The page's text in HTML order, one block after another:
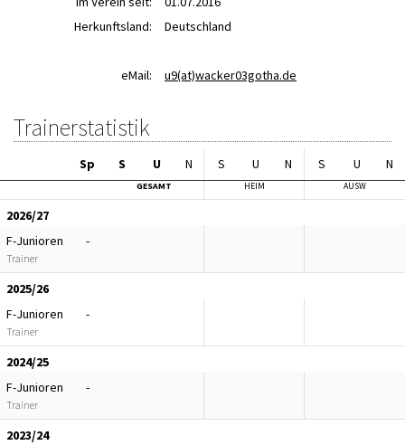
Herkunftsland:
Deutschland
eMail: u9(at)wacker03gotha.de
Trainerstatistik
Sp S U N S U N S U N
GESAMT HEIM AUSW
2026/27
F-Junioren
Trainer
-
2025/26
F-Junioren
Trainer
-
2024/25
F-Junioren
Trainer
-
2023/24